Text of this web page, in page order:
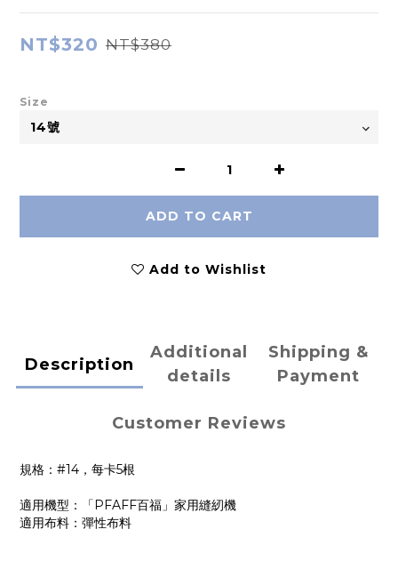
NT$320 NT$380
Size
ADD TO CART
Add to Wishlist
Description
Additional
details
Shipping &
Payment
Customer Reviews
規格：#14，每卡5根
適用機型：「PFAFF百福」家用縫紉機
適用布料：彈性布料